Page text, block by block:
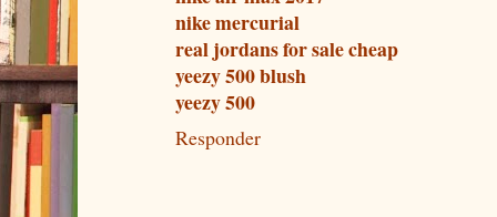
nike mercurial
real jordans for sale cheap
yeezy 500 blush
yeezy 500
Responder